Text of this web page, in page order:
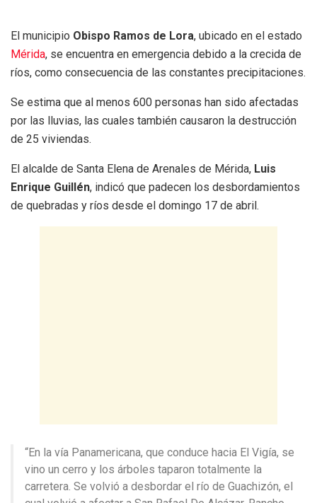
El municipio Obispo Ramos de Lora, ubicado en el estado
Mérida, se encuentra en emergencia debido a la crecida de
ríos, como consecuencia de las constantes precipitaciones.
Se estima que al menos 600 personas han sido afectadas
por las lluvias, las cuales también causaron la destrucción
de 25 viviendas.
El alcalde de Santa Elena de Arenales de Mérida, Luis
Enrique Guillén, indicó que padecen los desbordamientos
de quebradas y ríos desde el domingo 17 de abril.
“En la vía Panamericana, que conduce hacia El Vigía, se
vino un cerro y los árboles taparon totalmente la
carretera. Se volvió a desbordar el río de Guachizón, el